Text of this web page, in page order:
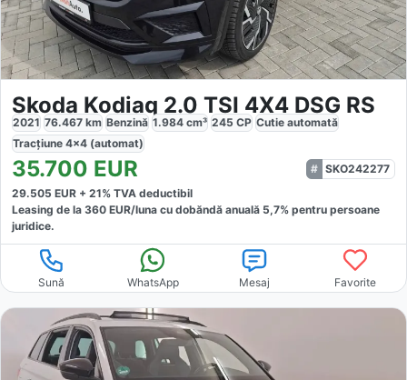
Skoda Kodiaq 2.0 TSI 4X4 DSG RS
2021 76.467 km Benzină 1.984 cm³ 245 CP Cutie automată
Tracțiune 4x4 (automat)
35.700 EUR
SKO242277
29.505 EUR + 21% TVA deductibil
Leasing de la 360 EUR/luna cu dobăndă anuală 5,7% pentru persoane
juridice.
Sună WhatsApp Mesaj Favorite